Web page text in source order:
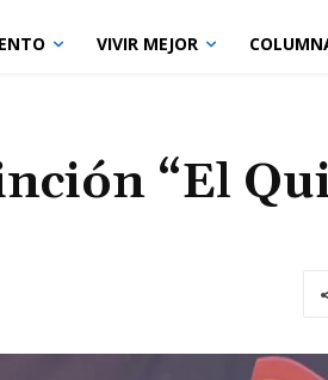
VIVIR MEJOR
“El